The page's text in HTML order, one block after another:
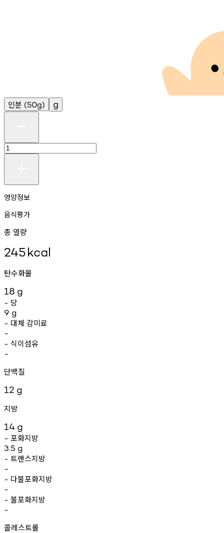
인분 (50g) g
영양정보
음식평가
총 열량
245kcal
탄수화물
18 g
- 당
9 g
- 대체 감미료
-
- 식이섬유
-
단백질
12 g
지방
14 g
- 포화지방
3.5 g
- 트랜스지방
-
- 다불포화지방
-
- 불포화지방
-
콜레스트롤